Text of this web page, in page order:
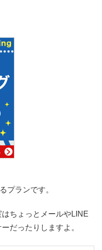
プランです。
ちょっとメールやLINE
だったりしますよ。